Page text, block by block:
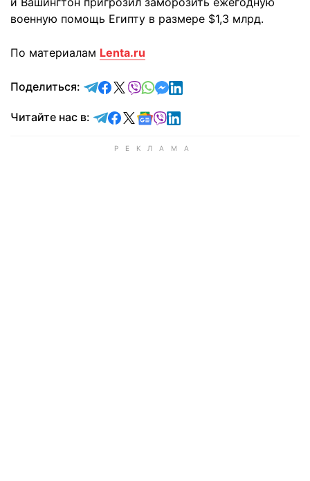
военную помощь Египту в размере $1,3 млрд.
По материалам Lenta.ru
Поделиться: отправить в Telegram
поделиться в Facebook
поделиться в X
отправить в Viber
отправить в Whatsapp
отправить в Messenger
отправить в LinkedIn
Читайте нас в: Читайте в Telegram
Читайте в Facebook
Читайте в X
Читайте в Google news
Читайте в Viber
Читайте в LinkedIn